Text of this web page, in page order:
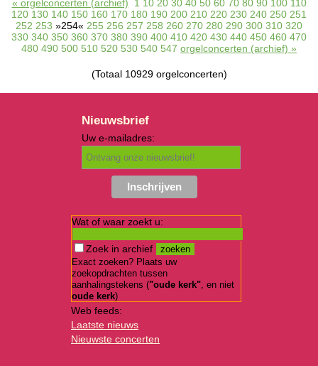
« orgelconcerten (archief) 1 10 20 30 40 50 60 70 80 90 100 110
120 130 140 150 160 170 180 190 200 210 220 230 240 250 251
252 253 »254« 255 256 257 258 260 270 280 290 300 310 320
330 340 350 360 370 380 390 400 410 420 430 440 450 460 470
480 490 500 510 520 530 540 547 orgelconcerten (archief) »
(Totaal 10929 orgelconcerten)
Nieuwsbrief
Uw e-mailadres:
Wat of waar zoekt u:
Zoek in archief
Exact zoeken? Plaats uw
zoekopdrachten tussen
aanhalingstekens ("oude kerk", en niet
oude kerk)
Web feeds:
Laatste nieuws
Nieuwste concerten